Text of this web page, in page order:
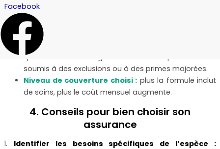
Facebookassurer qu’une grenouille commune, en raison des
soins vétérinaires spécifiques.
Âge et état de santé :
bénéficient souvent de primes plus faibles, tandis
que les animaux âgés ou malades peuvent être
soumis à des exclusions ou à des primes majorées.
Niveau de couverture choisi : plus la formule inclut
de soins, plus le coût mensuel augmente.
4. Conseils pour bien choisir son
assurance
1. Identifier les besoins spécifiques de l’espèce :